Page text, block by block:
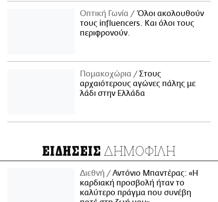
Οπτική Γωνία
Όλοι ακολουθούν
τους influencers. Και όλοι τους
περιφρονούν.
Πομακοχώρια
Στους
αρχαιότερους αγώνες πάλης με
λάδι στην Ελλάδα
ΕΙΔΗΣΕΙΣ ΔΗΜΟΦΙΛΗ
Διεθνή
Αντόνιο Μπαντέρας: «Η
καρδιακή προσβολή ήταν το
καλύτερο πράγμα που συνέβη